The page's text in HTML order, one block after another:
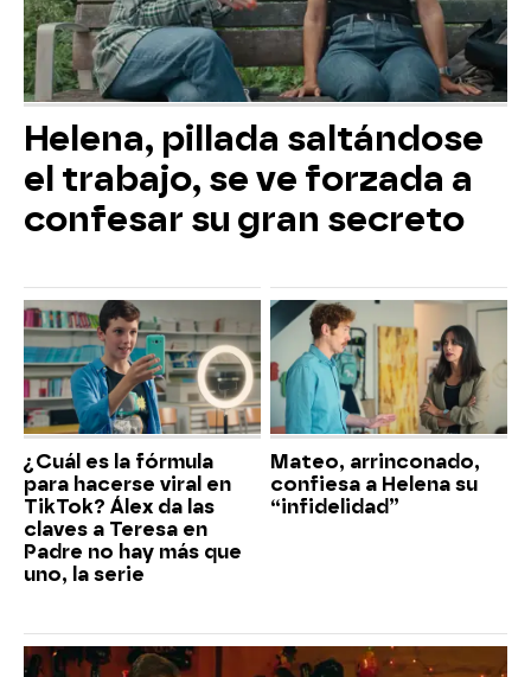
Helena, pillada saltándose
el trabajo, se ve forzada a
confesar su gran secreto
¿Cuál es la fórmula
para hacerse viral en
TikTok? Álex da las
claves a Teresa en
Padre no hay más que
uno, la serie
Mateo, arrinconado,
confiesa a Helena su
“infidelidad”